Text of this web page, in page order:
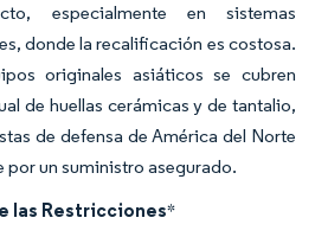
especialmente en sistemas
donde la recalificación es costosa.
originales asiáticos se cubren
de huellas cerámicas y de tantalio,
de defensa de América del Norte
por un suministro asegurado.
las Restricciones*